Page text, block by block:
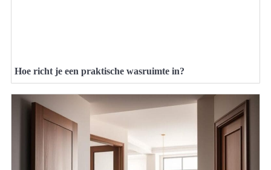
Hoe richt je een praktische wasruimte in?